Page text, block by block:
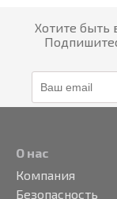
Хотите быть
О нас
Компания
Безопасность